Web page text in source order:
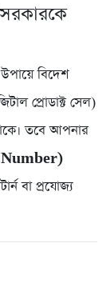
বিদেশ
প্রোডাক্ট সেল)
তবে আপনার
বা প্রযোজ্য